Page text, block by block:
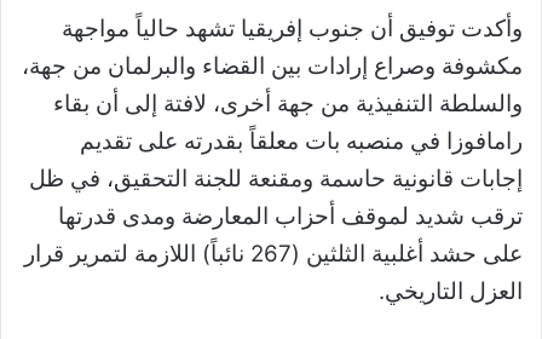
وأكدت توفيق أن جنوب إفريقيا تشهد حالياً مواجهة
مكشوفة وصراع إرادات بين القضاء والبرلمان من جهة،
والسلطة التنفيذية من جهة أخرى، لافتة إلى أن بقاء
رامافوزا في منصبه بات معلقاً بقدرته على تقديم
إجابات قانونية حاسمة ومقنعة للجنة التحقيق، في ظل
ترقب شديد لموقف أحزاب المعارضة ومدى قدرتها
على حشد أغلبية الثلثين (267 نائباً) اللازمة لتمرير قرار
العزل التاريخي.